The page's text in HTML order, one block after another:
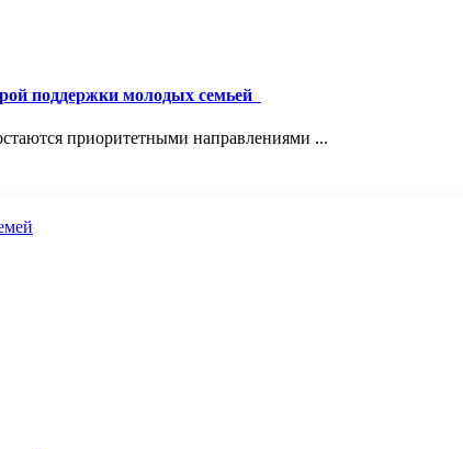
поддержки молодых семьей
приоритетными направлениями ...